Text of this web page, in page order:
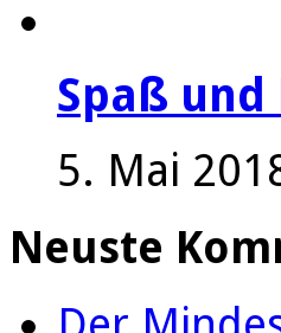
Spaß und
5. Mai
Neuste